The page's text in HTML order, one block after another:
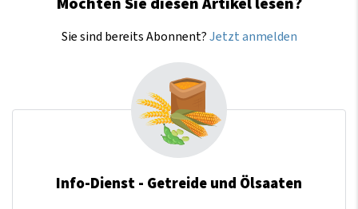
Sie sind bereits Abonnent?Jetzt anmelden
Info-Dienst - Getreide und Ölsaaten